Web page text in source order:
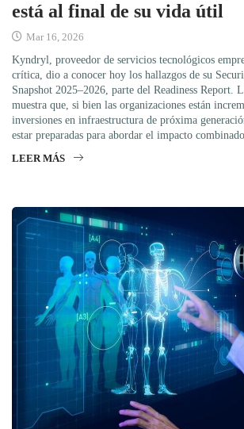
está al final de su vida útil
Mar 16, 2026
Kyndryl, proveedor de servicios tecnológicos
crítica, dio a conocer hoy los hallazgos de su
Snapshot 2025–2026, parte del Readiness Report.
muestra que, si bien las organizaciones están
inversiones en infraestructura de próxima
estar preparadas para abordar el impacto
LEER MÁS